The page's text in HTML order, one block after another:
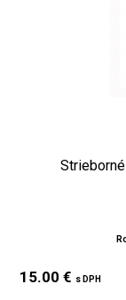
15.00 € s DPH